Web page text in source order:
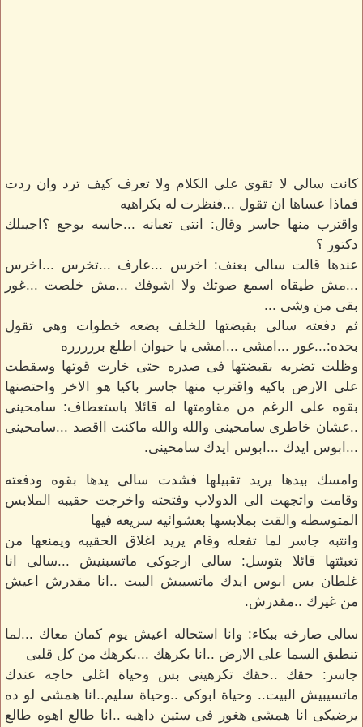
كانت سالى لا تقوى على الكلام ولا تعرف كيف ترد وان ردت
فماذا عساها ان تقول ...فنظرت له بكراهيه
واقترب منها جاسر وقال: انتى تعبانه ...حاسه بوجع ؟اجيبلك
دكتور ؟
عندها قالت سالى بعنف: اخرس ...عارف ...تخرس ...اخرس
...مش طيقاه اسمع صوتك ولا اشوفك ...مش خلصت ...غور
بقى من وشى ...
ثم دفعته سالى بقبضتها للخلف بضعه خطوات وهى تقول
بحده:...غور ...امشى ...امشى يا حيوان اطلع بررررره
وظلت تضربه بقبضتها فى صدره حتى خارت قوتها وسقطت
على الارض باكيه واقترب منها جاسر باكيا هو الاخر واحتضنها
بقوه على الرغم من مقاومتها له قائلا باستعطاف: سامحينى
..عشان خاطرى سامحينى والله والله ماكنت ااقصد ...سامحينى
...ابوس ايدك ...ابوس ايدك سامحينى.
وامسك بيدها يريد تقبيلها فشدت سالى يدها بقوه ودفعته
وقامت واتجهت الى الدولاب وفتحته واخرجت حقيبه الملابس
المتوسطه والقت بملابسها بعشوائيه سريعه فيها
وانتبه جاسر لما تفعله وقام يريد اغلاق الحقيبه ويمنعها من
تعبئتها قائلا بتوسل: سالى ارجوكى ماتسبنيش ...سالى انا
غلطان بس ابوس ايدك ماتسيبش البيت ..انا مقدرش اعيش
من غيرك ..مقدرش.
سالى صارخه ببكاء: وانا استحاله اعيش يوم كمان معاك ...لما
تنطبق السما على الارض ..انا بكرهك ...بكرهك من كل قلبى
جاسر: حقك ..حقك تكرهينى بس وحياة اغلى حاجه عندك
ماتسيبيش البيت.. وحياة ابوكى ..وحياة سليم..انا همشى لو ده
يرضيكى انا همشى هغور فى ستين داهيه ..انا طالع اهوه طالع